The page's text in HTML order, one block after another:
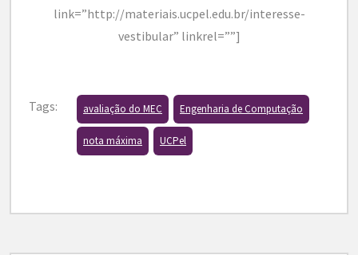
link=”http://materiais.ucpel.edu.br/interesse-
vestibular” linkrel=””]
Tags: avaliação do MEC Engenharia de Computação
nota máxima UCPel